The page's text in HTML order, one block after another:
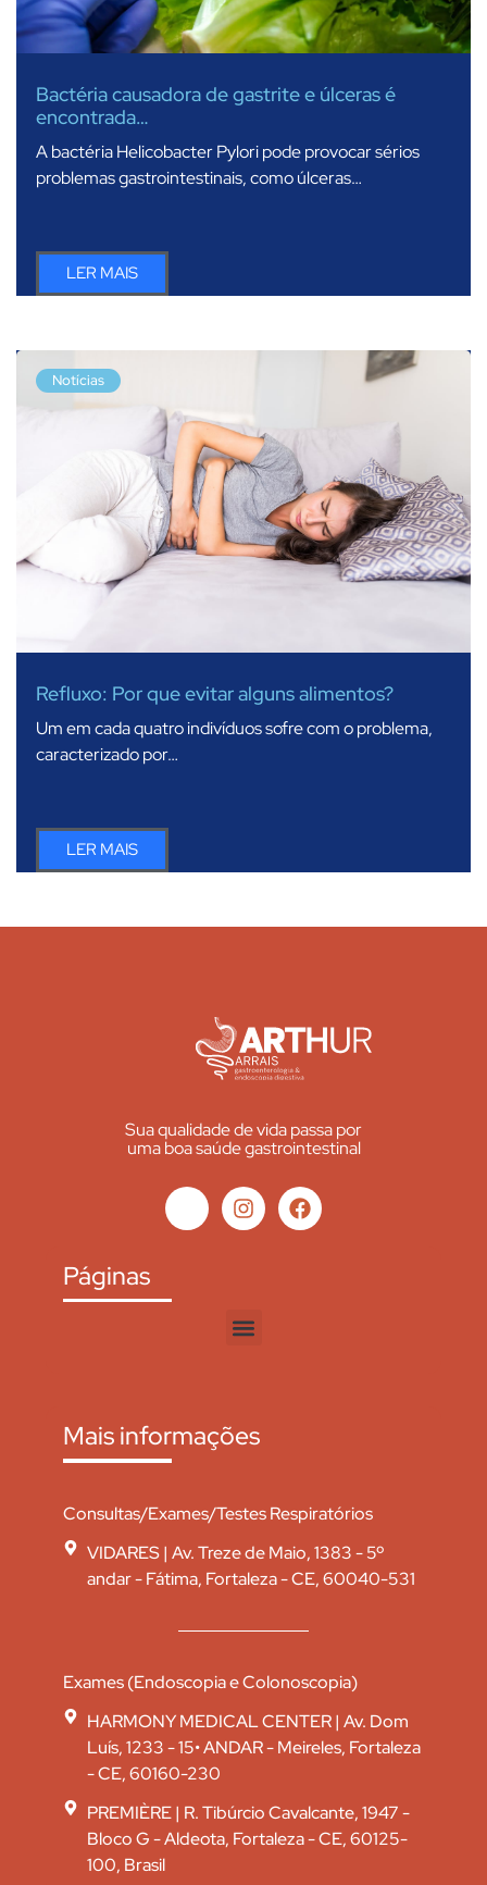
Bactéria causadora de gastrite e úlceras é
encontrada…
A bactéria Helicobacter Pylori pode provocar sérios
problemas gastrointestinais, como úlceras…
LER MAIS
Notícias
Refluxo: Por que evitar alguns alimentos?
Um em cada quatro indivíduos sofre com o problema,
caracterizado por…
LER MAIS
Sua qualidade de vida passa por
uma boa saúde gastrointestinal
Páginas
Mais informações
Consultas/Exames/Testes Respiratórios
VIDARES | Av. Treze de Maio, 1383 - 5º
andar - Fátima, Fortaleza - CE, 60040-531
Exames (Endoscopia e Colonoscopia)
HARMONY MEDICAL CENTER | Av. Dom
Luís, 1233 - 15• ANDAR - Meireles, Fortaleza
- CE, 60160-230
PREMIÈRE | R. Tibúrcio Cavalcante, 1947 -
Bloco G - Aldeota, Fortaleza - CE, 60125-
100, Brasil